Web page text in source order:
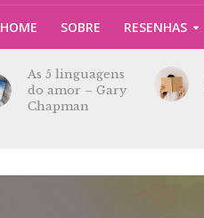
HOME SOBRE RESENHAS
As 5 linguagens
do amor – Gary
Chapman